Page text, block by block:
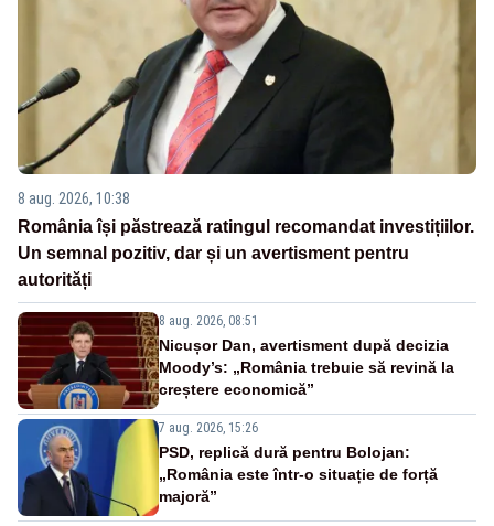
8 aug. 2026, 10:38
România își păstrează ratingul recomandat investițiilor.
Un semnal pozitiv, dar și un avertisment pentru
autorități
8 aug. 2026, 08:51
Nicușor Dan, avertisment după decizia
Moody’s: „România trebuie să revină la
creștere economică”
7 aug. 2026, 15:26
PSD, replică dură pentru Bolojan:
„România este într-o situație de forță
majoră”